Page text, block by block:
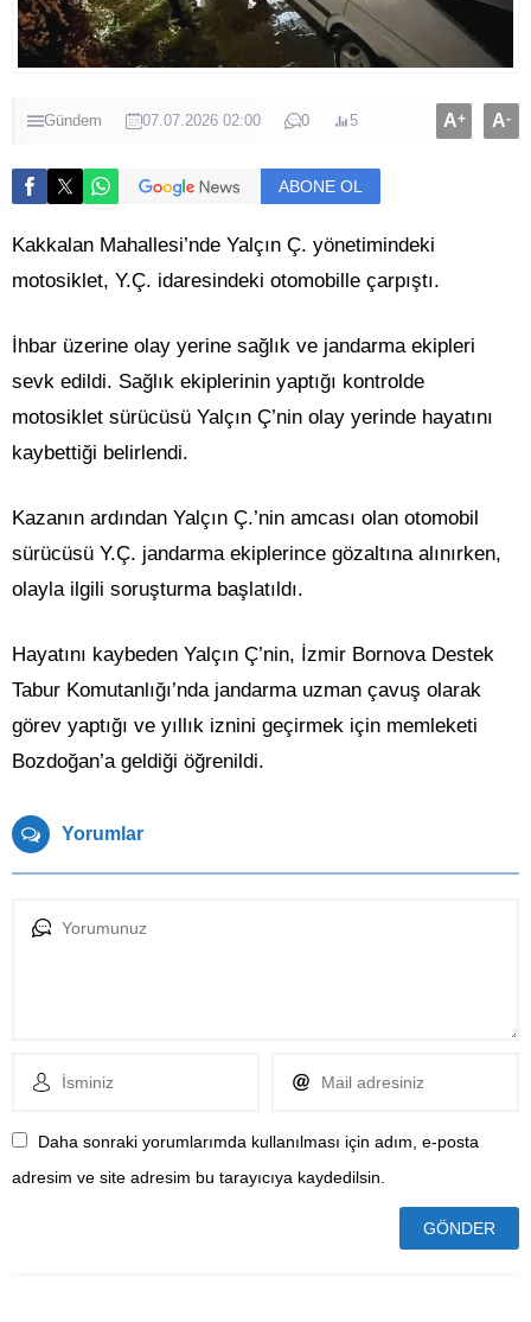
Gündem 07.07.2026 02:00 0 5 A+ A-
ABONE OL
Kakkalan Mahallesi’nde Yalçın Ç. yönetimindeki
motosiklet, Y.Ç. idaresindeki otomobille çarpıştı.
İhbar üzerine olay yerine sağlık ve jandarma ekipleri
sevk edildi. Sağlık ekiplerinin yaptığı kontrolde
motosiklet sürücüsü Yalçın Ç’nin olay yerinde hayatını
kaybettiği belirlendi.
Kazanın ardından Yalçın Ç.’nin amcası olan otomobil
sürücüsü Y.Ç. jandarma ekiplerince gözaltına alınırken,
olayla ilgili soruşturma başlatıldı.
Hayatını kaybeden Yalçın Ç’nin, İzmir Bornova Destek
Tabur Komutanlığı’nda jandarma uzman çavuş olarak
görev yaptığı ve yıllık iznini geçirmek için memleketi
Bozdoğan’a geldiği öğrenildi.
Yorumlar
Daha sonraki yorumlarımda kullanılması için adım, e-posta
adresim ve site adresim bu tarayıcıya kaydedilsin.